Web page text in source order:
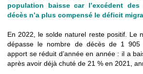
population baisse car l’excédent
décès n’a plus compensé le déficit
En 2022, le solde naturel reste positif. Le
dépasse le nombre de décès de 1 905
apport se réduit d’année en année : il a
après avoir déjà chuté de 21 % en 2021,